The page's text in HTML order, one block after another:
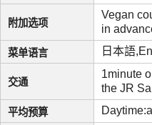
附加选项
Vegan
in
菜单语言 日本語
交通
1minute
the JR
平均预算